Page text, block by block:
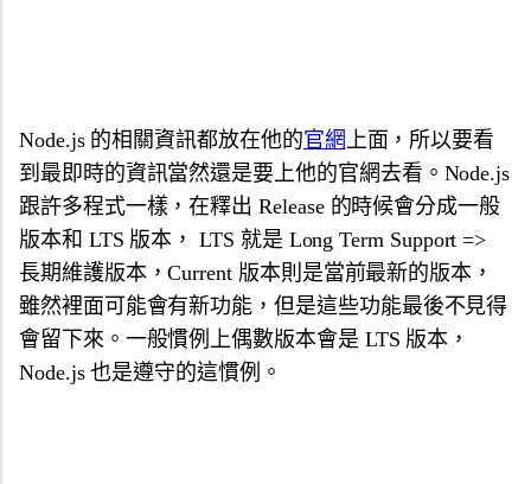
Node.js 的相關資訊都放在他的官網上面，所以要看
到最即時的資訊當然還是要上他的官網去看。Node.js
跟許多程式一樣，在釋出 Release 的時候會分成一般
版本和 LTS 版本， LTS 就是 Long Term Support =>
長期維護版本，Current 版本則是當前最新的版本，
雖然裡面可能會有新功能，但是這些功能最後不見得
會留下來。一般慣例上偶數版本會是 LTS 版本，
Node.js 也是遵守的這慣例。